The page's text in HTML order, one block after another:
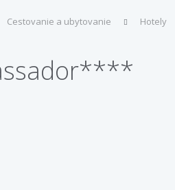
Cestovanie a ubytovanie Hotely